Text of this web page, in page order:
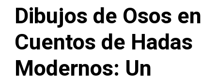
Dibujos de Osos en
Cuentos de Hadas
Modernos: Un